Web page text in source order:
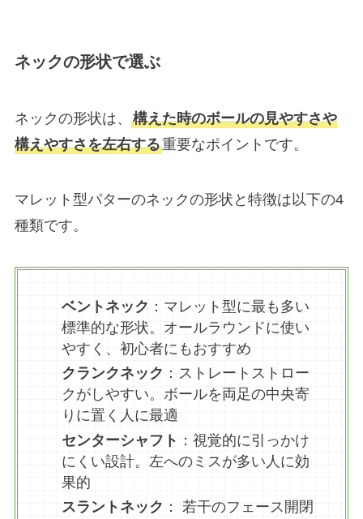
ネックの形状で選ぶ
ネックの形状は、 構えた時のボールの見やすさや
構えやすさを左右する重要なポイントです。
マレット型パターのネックの形状と特徴は以下の4
種類です。
ベントネック ：マレット型に最も多い
標準的な形状。オールラウンドに使い
やすく、初心者にもおすすめ
クランクネック ：ストレートストロー
クがしやすい。ボールを両足の中央寄
りに置く人に最適
センターシャフト ：視覚的に引っかけ
にくい設計。左へのミスが多い人に効
果的
スラントネック ： 若干のフェース開閉